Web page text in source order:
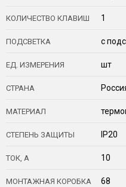
КОЛИЧЕСТВО КЛАВИШ 1
ПОДСВЕТКА с
ЕД. ИЗМЕРЕНИЯ шт
СТРАНА
МАТЕРИАЛ
СТЕПЕНЬ ЗАЩИТЫ IP20
ТОК, А 10
МОНТАЖНАЯ КОРОБКА 68